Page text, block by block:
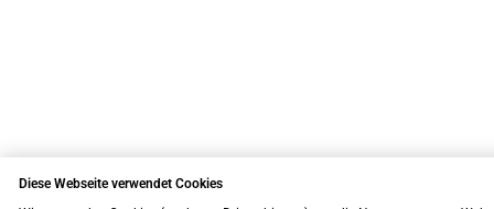
Diese Webseite verwendet Cookies